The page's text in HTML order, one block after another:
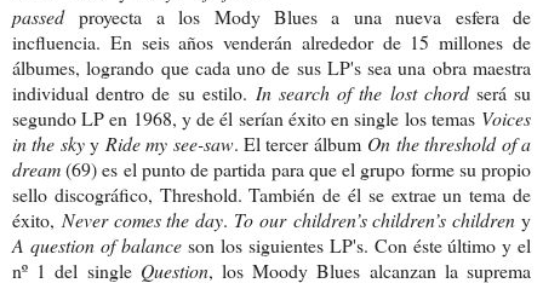
passedproyecta a los Mody Blues a una nueva esfera de
incfluencia. En seis años venderán alrededor de 15 millones de
álbumes, logrando que cada uno de sus LP's sea una obra maestra
individual dentro de su estilo. In search of the lost chord será su
segundo LP en 1968, y de él serían éxito en single los temas Voices
in the skyy Ride my see-saw. El tercer álbum On the threshold of a
dream(69) es el punto de partida para que el grupo forme su propio
sello discográfico, Threshold. También de él se extrae un tema de
éxito, Never comes the day. To our children’s children’s children y
A question of balanceson los siguientes LP's. Con éste último y el
nº 1 del single Question, los Moody Blues alcanzan la suprema